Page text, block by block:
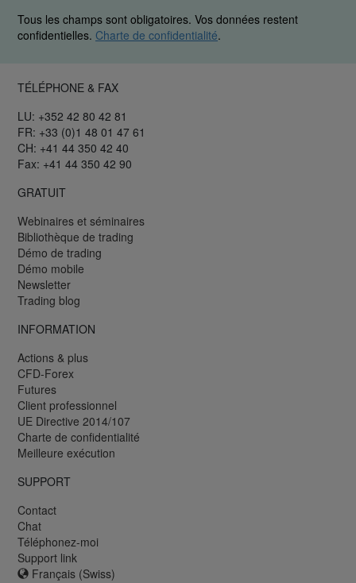
Tous les champs sont obligatoires. Vos données restent
confidentielles. Charte de confidentialité.
TÉLÉPHONE & FAX
LU: +352 42 80 42 81
FR: +33 (0)1 48 01 47 61
CH: +41 44 350 42 40
Fax: +41 44 350 42 90
GRATUIT
Webinaires et séminaires
Bibliothèque de trading
Démo de trading
Démo mobile
Newsletter
Trading blog
INFORMATION
Actions & plus
CFD-Forex
Futures
Client professionnel
UE Directive 2014/107
Charte de confidentialité
Meilleure exécution
SUPPORT
Contact
Chat
Téléphonez-moi
Support link
Français (Swiss)